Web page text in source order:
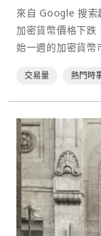
來自 Google 搜索
加密貨幣價格下
始一週的加密貨幣
Kraken 交易所
交易量 熱門時